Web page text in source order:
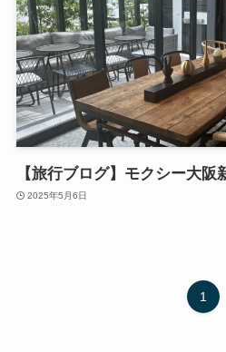
【旅行ブログ】モクシー大阪
2025年5月6日
1